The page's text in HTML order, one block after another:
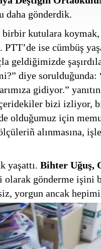
daha gönderdik.
kutulara koymak,
ise cümbüş
geldiğimizde
diye
gidiyor.”
bizi izliyor,
olduğumuz için
alınmasına,
yaşattı. Bihter Uğuş,
olarak gönderme işini
yorgun ancak